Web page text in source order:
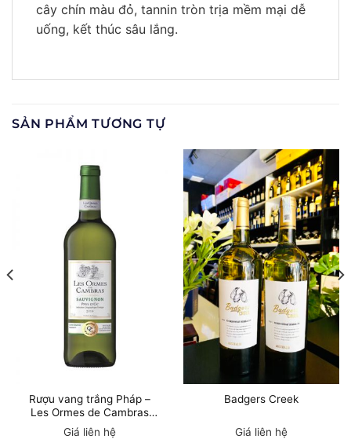
cây chín màu đỏ, tannin tròn trịa mềm mại dễ
uống, kết thúc sâu lắng.
SẢN PHẨM TƯƠNG TỰ
Rượu vang trắng Pháp –
Les Ormes de Cambras
Sauvignon
Giá liên hệ
Badgers Creek
Giá liên hệ